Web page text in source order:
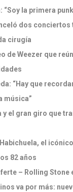
“Soy la primera
dos conciertos
cirugía
de Weezer que
“Hay que
música”
y el gran giro que
el
82 años
– Rolling Stone
va por más: